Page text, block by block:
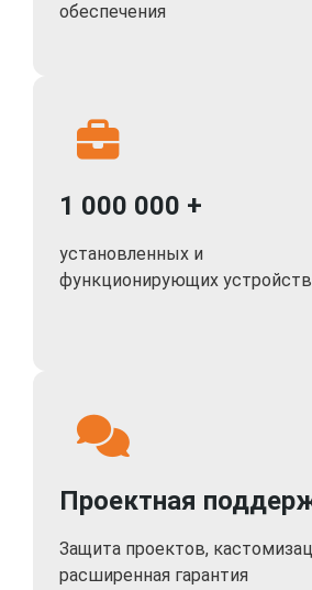
обеспечения
1 000 000 +
установленных и
функционирующих устройств
Проектная
Защита проектов,
расширенная гарантия